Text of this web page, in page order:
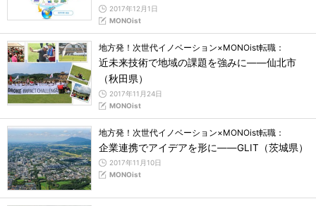
2017年12月1日
MONOist
地方発！次世代イノベーション×MONOist転職：
近未来技術で地域の課題を強みに――仙北市
（秋田県）
2017年11月24日
MONOist
地方発！次世代イノベーション×MONOist転職：
企業連携でアイデアを形に――GLIT（茨城県）
2017年11月10日
MONOist